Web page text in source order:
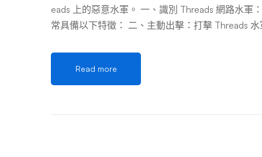
eads 上的惡意水軍。 一、識別 Threads 網路水軍
常具備以下特徵： 二、主動出擊：打擊 Threads
三、成功刪除案例分析：電商刷評水軍團潰散 四
法性 結論 打擊 Threads 網路水軍是一場持續的
斷影響」 + 「社群協作」。透過熟悉水軍特徵、
Read more